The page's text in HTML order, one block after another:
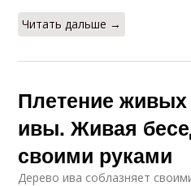
Читать дальше →
Плетение живых
ивы. Живая
своими руками
Дерево ива соблазняет